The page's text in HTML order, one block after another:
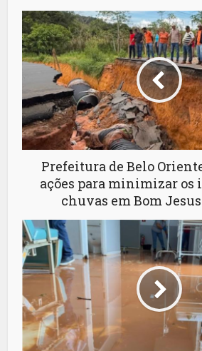
Prefeitura de Belo
ações para minimizar os
chuvas em Bom